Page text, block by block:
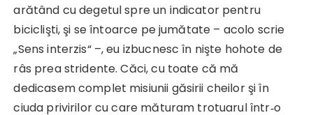
arătând cu degetul spre un indicator pentru
biciclişti, şi se întoarce pe jumătate – acolo scrie
„Sens interzis“ –, eu izbucnesc în nişte hohote de
râs prea stridente. Căci, cu toate că mă
dedicasem complet misiunii găsirii cheilor şi în
ciuda privirilor cu care măturam trotuarul într‑o